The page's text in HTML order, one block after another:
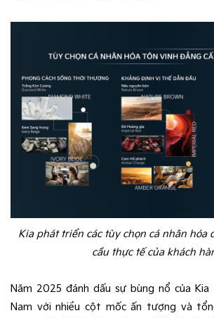
Kia phát triển các tùy chọn cá nhân hóa
cầu thực tế của khách
Năm 2025 đánh dấu sự bùng nổ của
Nam với nhiều cột mốc ấn tượng và